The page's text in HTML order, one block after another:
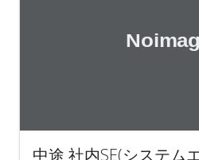
中途 社内SE(システム